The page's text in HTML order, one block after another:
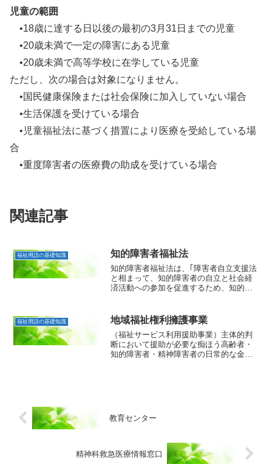
児童の範囲
•18歳に達する日以後の最初の3月31日までの児童
•20歳未満で一定の障害にある児童
•20歳未満で高等学校に在学している児童
ただし、次の場合は対象になりません。
•国民健康保険または社会保険に加入していない場合
•生活保護を受けている場合
•児童福祉法に基づく措置により医療を受給している場
合
•重度障害者の医療費の助成を受けている場合
関連記事
福祉用語の基礎知識 知的障害者福祉法
知的障害者福祉法は、｢障害者自立支援法
と相まって、知的障害者の自立と社会経
済活動への参加を促進するため、知的障
を目的とした法律であります。この法律
で定める知的障害者施...
福祉用語の基礎知識 地域福祉権利擁護事業
（福祉サービス利用援助事業）主体的判
断において援助が必要な痴ほう高齢者・
知的障害者・精神障害者の日常的な金銭
教育センター
精神科救急医療情報窓口